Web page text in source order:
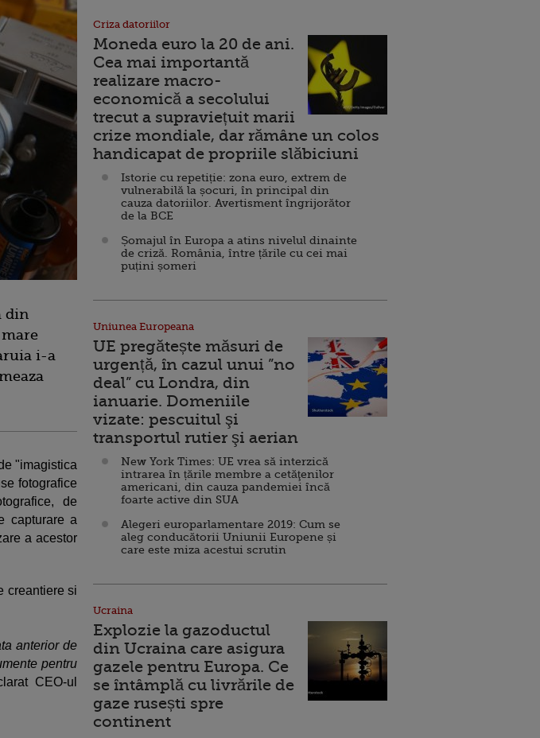
din
i-a
"imagistica
fotografice
de
capturare a
a acestor
creantiere si
anterior de
pentru
CEO-ul
Criza datoriilor
Moneda euro la 20 de ani.
Cea mai importantă
realizare macro-
economică a secolului
trecut a supraviețuit marii
crize mondiale, dar rămâne un colos
handicapat de propriile slăbiciuni
Istorie cu repetiție: zona euro, extrem de
vulnerabilă la șocuri, în principal din
cauza datoriilor. Avertisment îngrijorător
de la BCE
Șomajul în Europa a atins nivelul dinainte
de criză. România, între țările cu cei mai
puțini șomeri
Uniunea Europeana
UE pregătește măsuri de
urgență, în cazul unui ”no
deal” cu Londra, din
ianuarie. Domeniile
vizate: pescuitul şi
transportul rutier şi aerian
New York Times: UE vrea să interzică
intrarea în țările membre a cetăţenilor
americani, din cauza pandemiei încă
foarte active din SUA
Alegeri europarlamentare 2019: Cum se
aleg conducătorii Uniunii Europene și
care este miza acestui scrutin
Ucraina
Explozie la gazoductul
din Ucraina care asigura
gazele pentru Europa. Ce
se întâmplă cu livrările de
gaze rusești spre
continent